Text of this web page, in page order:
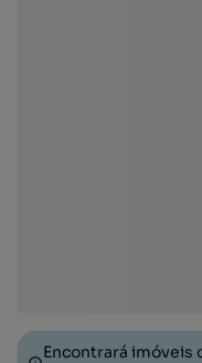
Encontrará imóveis